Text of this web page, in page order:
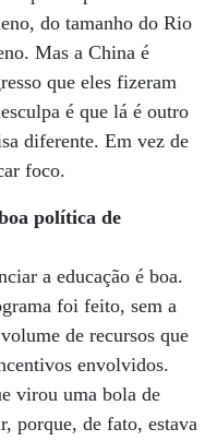
do tamanho do Rio
Mas a China é
que eles fizeram
é que lá é outro
diferente. Em vez de
foco.
política de
a educação é boa.
foi feito, sem a
de recursos que
envolvidos.
virou uma bola de
porque, de fato, estava